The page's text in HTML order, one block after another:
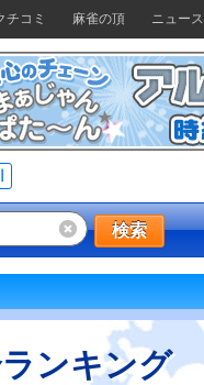
チコミ 麻雀の頂 ニュース
検索
ンキング